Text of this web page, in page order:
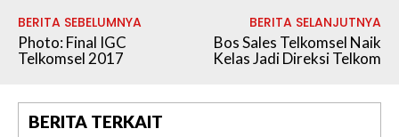
BERITA SEBELUMNYA
Photo: Final IGC
Telkomsel 2017
BERITA SELANJUTNYA
Bos Sales Telkomsel Naik
Kelas Jadi Direksi Telkom
BERITA TERKAIT